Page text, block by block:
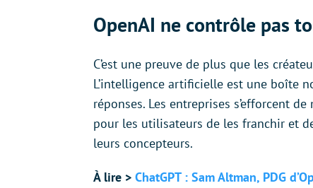
OpenAI ne contrôle pas
C’est une preuve de plus que les
L’intelligence artificielle est une boîte
réponses. Les entreprises s’efforcent
pour les utilisateurs de les franchir et
leurs concepteurs.
À lire > ChatGPT : Sam Altman, PDG